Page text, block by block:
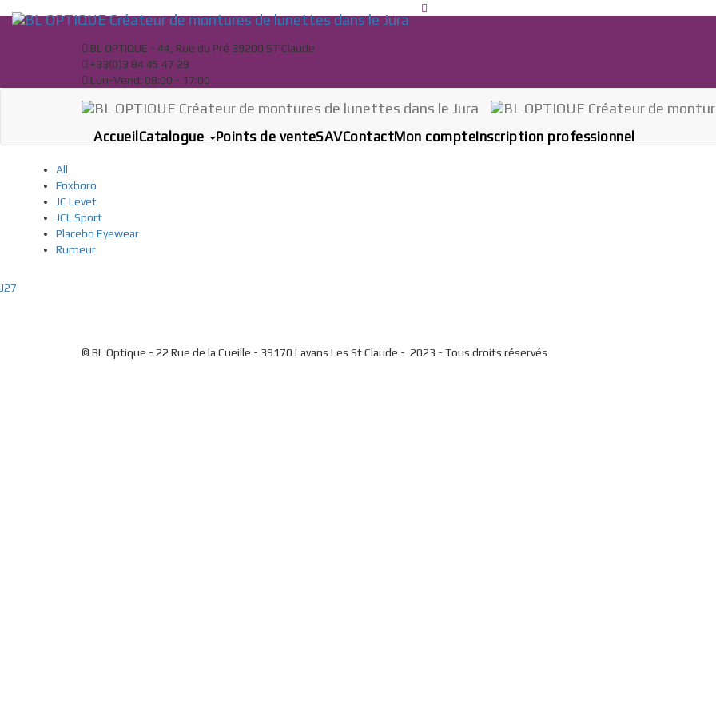
BL OPTIQUE - 44, Rue du Pré 39200 ST Claude
+33(0)3 84 45 47 29
Lun-Vend: 08:00 - 17:00
Accueil Catalogue Points de venteSAVContactMon compteInscription professionnel
All
Foxboro
JC Levet
JCL Sport
Placebo Eyewear
Rumeur
J27
© BL Optique - 22 Rue de la Cueille - 39170 Lavans Les St Claude - 2023 - Tous droits réservés